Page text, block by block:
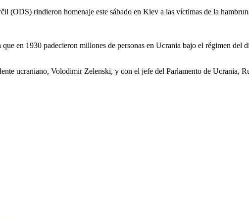
(ODS) rindieron homenaje este sábado en Kiev a las víctimas de la
en 1930 padecieron millones de personas en Ucrania bajo el régimen del
ucraniano, Volodimir Zelenski, y con el jefe del Parlamento de Ucrania,